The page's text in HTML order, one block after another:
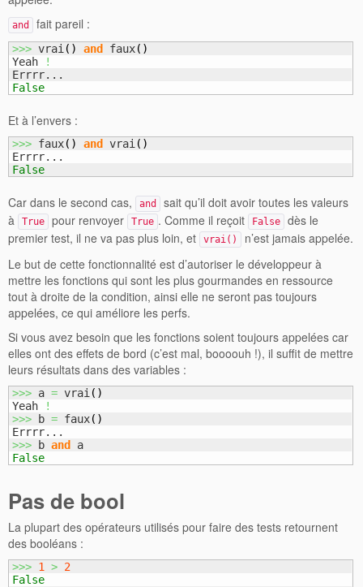
and fait pareil :
>>> vrai ( ) and faux( )
Yeah
!
False
Et à l’envers :
>>> faux( ) and vrai ( )
False
Car dans le second cas, and
sait qu’il doit avoir toutes les valeurs
à
True pour renvoyer True . Comme il reçoit False
dès le
premier test, il ne va pas plus loin, et
vrai()
n’est jamais appelée.
Le but de cette fonctionnalité est d’autoriser le développeur à
mettre les fonctions qui sont les plus gourmandes en ressource
tout à droite de la condition, ainsi elle ne seront pas toujours
appelées, ce qui améliore les perfs.
Si vous avez besoin que les fonctions soient toujours appelées car
elles ont des effets de bord (c’est mal, boooouh !), il suffit de mettre
leurs résultats dans des variables :
>>> a = vrai ( )
Yeah
!
>>> b = faux( )
>>> b and
False
Pas de bool
La plupart des opérateurs utilisés pour faire des tests retournent
des booléans :
>>> 1 > 2
False